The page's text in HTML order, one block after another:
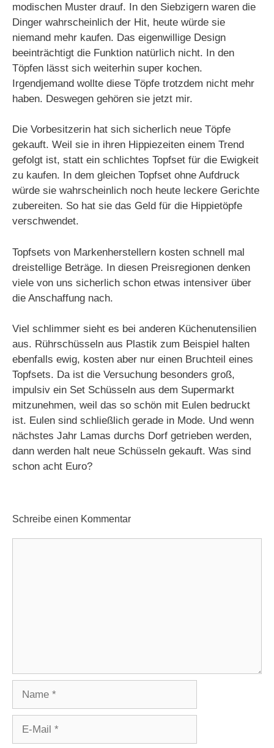
modischen Muster drauf. In den Siebzigern waren die
Dinger wahrscheinlich der Hit, heute würde sie
niemand mehr kaufen. Das eigenwillige Design
beeinträchtigt die Funktion natürlich nicht. In den
Töpfen lässt sich weiterhin super kochen.
Irgendjemand wollte diese Töpfe trotzdem nicht mehr
haben. Deswegen gehören sie jetzt mir.
Die Vorbesitzerin hat sich sicherlich neue Töpfe
gekauft. Weil sie in ihren Hippiezeiten einem Trend
gefolgt ist, statt ein schlichtes Topfset für die Ewigkeit
zu kaufen. In dem gleichen Topfset ohne Aufdruck
würde sie wahrscheinlich noch heute leckere Gerichte
zubereiten. So hat sie das Geld für die Hippietöpfe
verschwendet.
Topfsets von Markenherstellern kosten schnell mal
dreistellige Beträge. In diesen Preisregionen denken
viele von uns sicherlich schon etwas intensiver über
die Anschaffung nach.
Viel schlimmer sieht es bei anderen Küchenutensilien
aus. Rührschüsseln aus Plastik zum Beispiel halten
ebenfalls ewig, kosten aber nur einen Bruchteil eines
Topfsets. Da ist die Versuchung besonders groß,
impulsiv ein Set Schüsseln aus dem Supermarkt
mitzunehmen, weil das so schön mit Eulen bedruckt
ist. Eulen sind schließlich gerade in Mode. Und wenn
nächstes Jahr Lamas durchs Dorf getrieben werden,
dann werden halt neue Schüsseln gekauft. Was sind
schon acht Euro?
Schreibe einen Kommentar